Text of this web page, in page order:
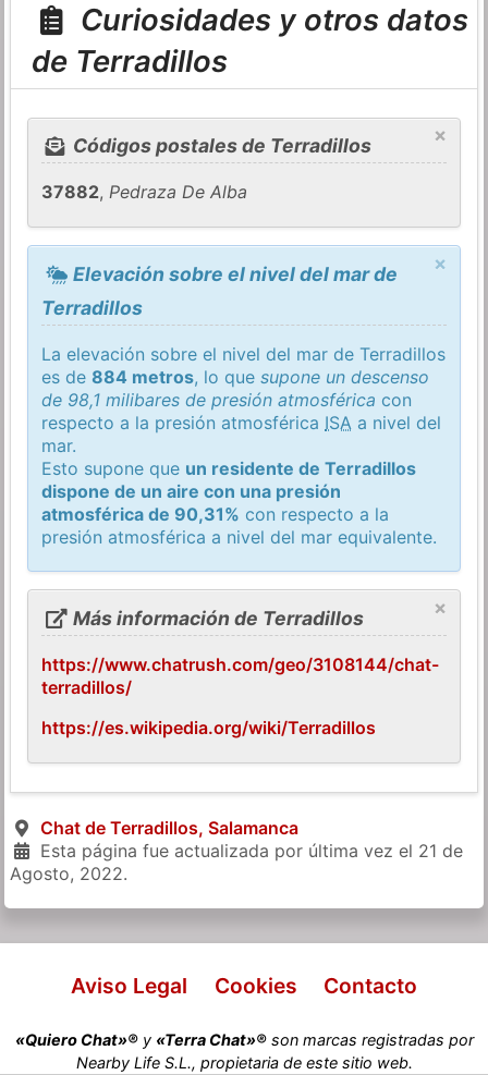
Curiosidades y otros datos
de Terradillos
×
Códigos postales de Terradillos
37882,Pedraza De Alba
×
Elevación sobre el nivel del mar de
Terradillos
La elevación sobre el nivel del mar de Terradillos
es de884 metros, lo quesupone un descenso
de 98,1 milibares de presión atmosférica con
respecto a la presión atmosférica ISA a nivel del
mar.
Esto supone que un residente de Terradillos
dispone de un aire con una presión
atmosférica de 90,31% con respecto a la
presión atmosférica a nivel del mar equivalente.
×
Más información de Terradillos
https://www.chatrush.com/geo/3108144/chat-
terradillos/
https://es.wikipedia.org/wiki/Terradillos
Chat de Terradillos, Salamanca
Esta página fue actualizada por última vez el 21 de
Agosto, 2022.
Aviso Legal Cookies Contacto
«Quiero Chat»®y «Terra Chat»®son marcas registradas por
Nearby Life S.L., propietaria de este sitio web.